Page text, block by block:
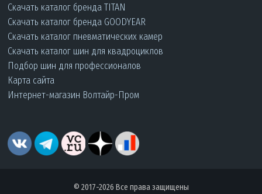
Скачать каталог бренда TITAN
Скачать каталог бренда GOODYEAR
Скачать каталог пневматических камер
Скачать каталог шин для квадроциклов
Подбор шин для профессионалов
Карта сайта
Интернет-магазин Волтайр-Пром
© 2017-2026 Все права защищены